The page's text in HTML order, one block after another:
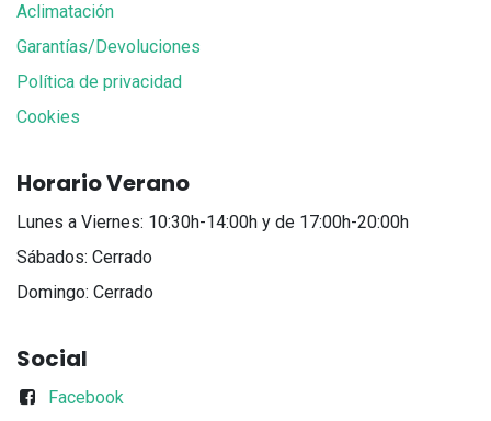
Aclimatación
Garantías/Devoluciones
Política de privacidad
Cookies
Horario Verano
Lunes a Viernes: 10:30h-14:00h y de 17:00h-20:00h
Sábados: Cerrado
Domingo: Cerrado
Social
Facebook